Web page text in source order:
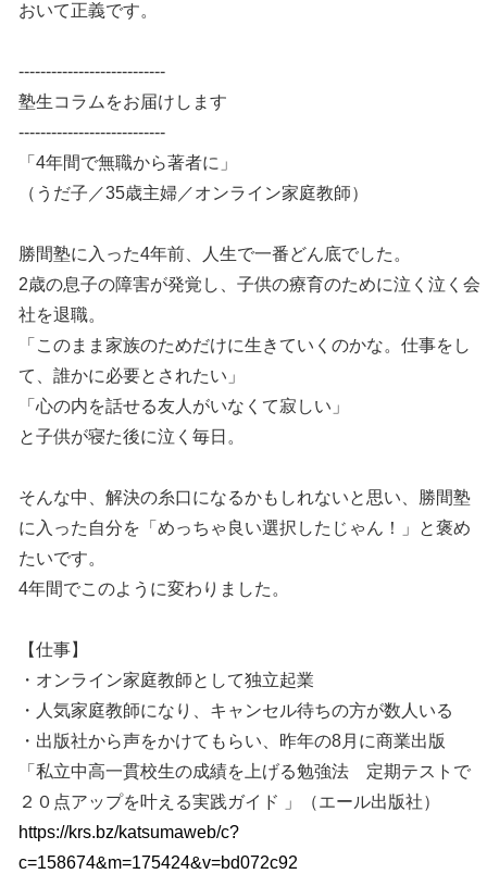
おいて正義です。
---------------------------
塾生コラムをお届けします
---------------------------
「4年間で無職から著者に」
（うだ子／35歳主婦／オンライン家庭教師）
勝間塾に入った4年前、人生で一番どん底でした。
2歳の息子の障害が発覚し、子供の療育のために泣く泣く会
社を退職。
「このまま家族のためだけに生きていくのかな。仕事をし
て、誰かに必要とされたい」
「心の内を話せる友人がいなくて寂しい」
と子供が寝た後に泣く毎日。
そんな中、解決の糸口になるかもしれないと思い、勝間塾
に入った自分を「めっちゃ良い選択したじゃん！」と褒め
たいです。
4年間でこのように変わりました。
【仕事】
・オンライン家庭教師として独立起業
・人気家庭教師になり、キャンセル待ちの方が数人いる
・出版社から声をかけてもらい、昨年の8月に商業出版
「私立中高一貫校生の成績を上げる勉強法 定期テストで
２０点アップを叶える実践ガイド 」（エール出版社）
https://krs.bz/katsumaweb/c?
c=158674&m=175424&v=bd072c92